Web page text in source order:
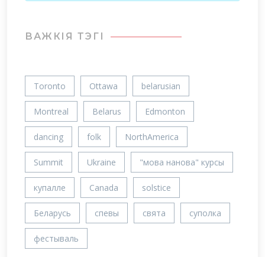
ВАЖКIЯ ТЭГІ
Toronto Ottawa belarusian
Montreal Belarus Edmonton
dancing folk NorthAmerica
Summit Ukraine "мова нанова" курсы
купалле Canada solstice
Беларусь спевы свята суполка
фестываль